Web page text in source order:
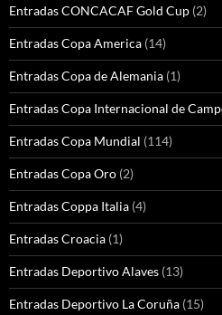
Entradas CONCACAF Gold Cup (2)
Entradas Copa America (14)
Entradas Copa de Alemania (1)
Entradas Copa Internacional de
Entradas Copa Mundial (114)
Entradas Copa Oro (2)
Entradas Coppa Italia (4)
Entradas Croacia (1)
Entradas Deportivo Alaves (13)
Entradas Deportivo La Coruña (15)